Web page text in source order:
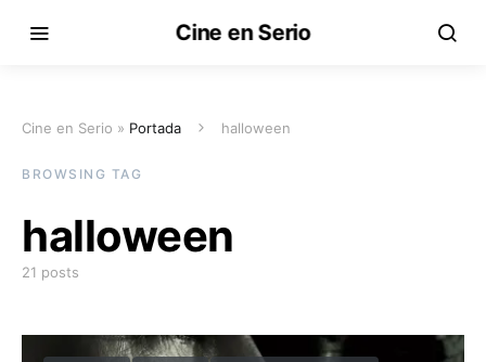
Cine en Serio
Cine en Serio » Portada halloween
BROWSING TAG
halloween
21 posts